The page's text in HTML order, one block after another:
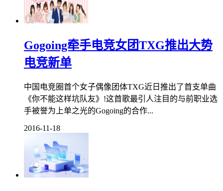
Gogoing牵手电竞女团TXG推出大势
电竞新单
中国电竞圈首个女子偶像团体TXG近日推出了首支单曲
《你不能这样坑队友》!这首歌最引人注目的与前职业选
手被誉为上单之光的Gogoing的合作...
2016-11-18